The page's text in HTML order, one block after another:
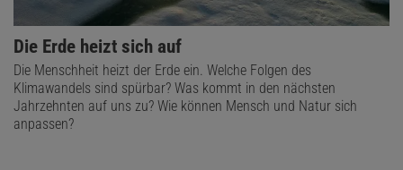
Die Erde heizt sich auf
Die Menschheit heizt der Erde ein. Welche Folgen des
Klimawandels sind spürbar? Was kommt in den nächsten
Jahrzehnten auf uns zu? Wie können Mensch und Natur sich
anpassen?